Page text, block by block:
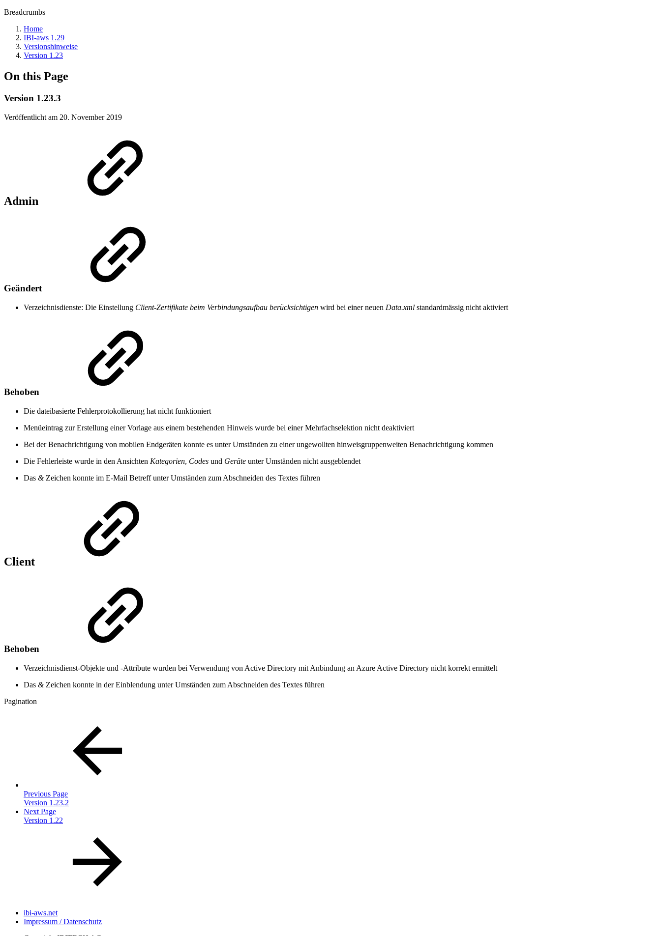
Breadcrumbs
Home
IBI-aws 1.29
Versionshinweise
Version 1.23
On this Page
Version 1.23.3
Veröffentlicht am 20. November 2019
Admin
Geändert
Verzeichnisdienste: Die Einstellung Client-Zertifikate beim Verbindungsaufbau berücksichtigen wird bei einer neuen Data.xml standardmässig nicht aktiviert
Behoben
Die dateibasierte Fehlerprotokollierung hat nicht funktioniert
Menüeintrag zur Erstellung einer Vorlage aus einem bestehenden Hinweis wurde bei einer Mehrfachselektion nicht deaktiviert
Bei der Benachrichtigung von mobilen Endgeräten konnte es unter Umständen zu einer ungewollten hinweisgruppenweiten Benachrichtigung kommen
Die Fehlerleiste wurde in den Ansichten Kategorien, Codes und Geräte unter Umständen nicht ausgeblendet
Das &Zeichen konnte im E-Mail Betreff unter Umständen zum Abschneiden des Textes führen
Client
Behoben
Verzeichnisdienst-Objekte und -Attribute wurden bei Verwendung von Active Directory mit Anbindung an Azure Active Directory nicht korrekt ermittelt
Das &Zeichen konnte in der Einblendung unter Umständen zum Abschneiden des Textes führen
Pagination
Previous Page
Version 1.23.2
Next Page
Version 1.22
ibi-aws.net
Impressum / Datenschutz